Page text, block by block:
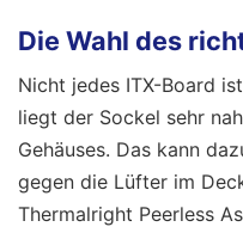
Die Wahl des
Nicht jedes ITX-Board
liegt der Sockel sehr
Gehäuses. Das kann
gegen die Lüfter im
Thermalright Peerless